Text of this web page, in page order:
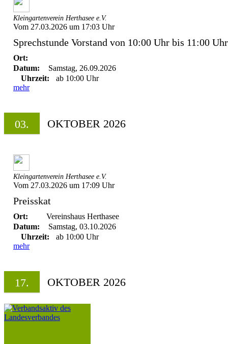
Kleingartenverein Herthasee e.V.
Vom 27.03.2026 um 17:03 Uhr
Sprechstunde Vorstand von 10:00 Uhr bis 11:00 Uhr
Ort:
Datum:
Samstag, 26.09.2026
Uhrzeit:
ab 10:00 Uhr
mehr
03. OKTOBER 2026
Kleingartenverein Herthasee e.V.
Vom 27.03.2026 um 17:09 Uhr
Preisskat
Ort:
Vereinshaus Herthasee
Datum:
Samstag, 03.10.2026
Uhrzeit:
ab 10:00 Uhr
mehr
17. OKTOBER 2026